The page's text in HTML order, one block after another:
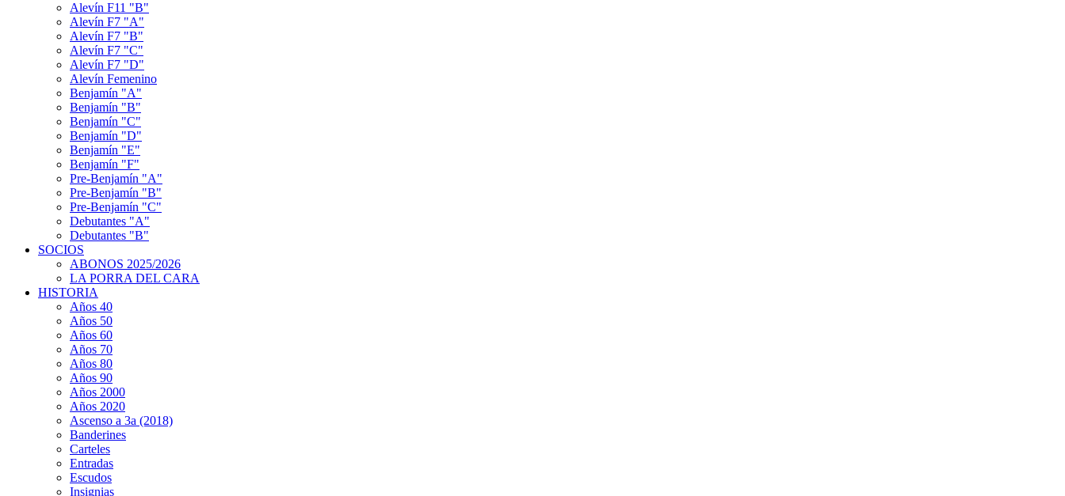
Alevín F11 "B"
Alevín F7 "A"
Alevín F7 "B"
Alevín F7 "C"
Alevín F7 "D"
Alevín Femenino
Benjamín "A"
Benjamín "B"
Benjamín "C"
Benjamín "D"
Benjamín "E"
Benjamín "F"
Pre-Benjamín "A"
Pre-Benjamín "B"
Pre-Benjamín "C"
Debutantes "A"
Debutantes "B"
SOCIOS
ABONOS 2025/2026
LA PORRA DEL CARA
HISTORIA
Años 40
Años 50
Años 60
Años 70
Años 80
Años 90
Años 2000
Años 2020
Ascenso a 3a (2018)
Banderines
Carteles
Entradas
Escudos
Insignias